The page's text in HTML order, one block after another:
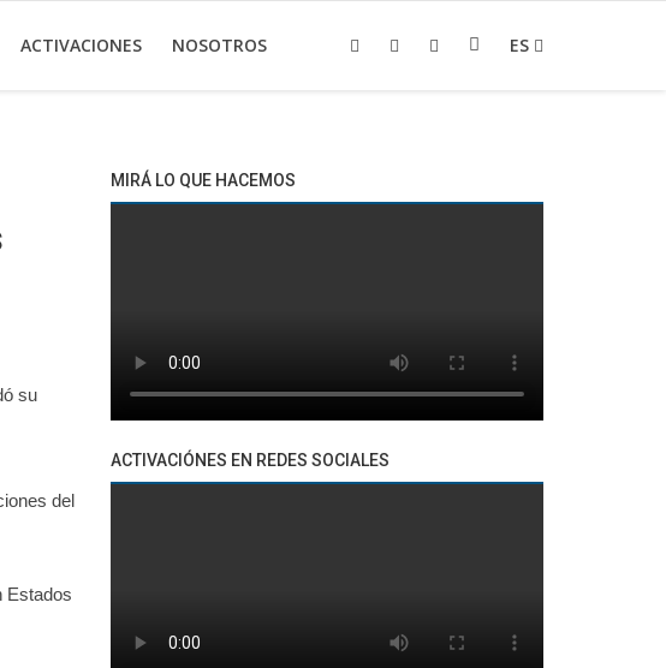
ACTIVACIONES NOSOTROS ES
su
del
Estados
MIRÁ LO QUE HACEMOS
ACTIVACIÓNES EN REDES SOCIALES